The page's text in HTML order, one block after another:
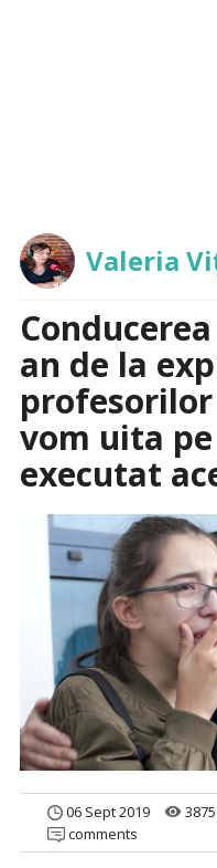
Valeria
an de la
vom uita
executat
06 Sept 2019 remove_red_eye
comments